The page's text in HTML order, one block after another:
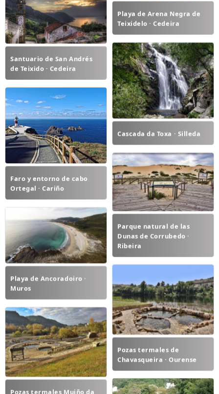
Playa de Arena Negra de
Teixidelo · Cedeira
Santuario de San Andrés
de Teixido · Cedeira
Cascada da Toxa · Silleda
Faro y entorno de cabo
Ortegal · Cariño
Parque natural de las
Dunas de Corrubedo ·
Ribeira
Playa de Ancoradoiro ·
Muros
Pozas termales de
Chavasqueira · Ourense
Pozas termales Muiño da